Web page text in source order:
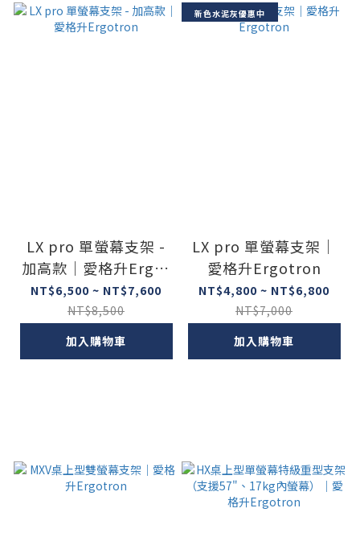
LX pro 單螢幕支架 -
加高款｜愛格升Ergot
ron
NT$6,500 ~ NT$7,600
NT$8,500
加入購物車
新色水泥灰優惠中
LX pro 單螢幕支架｜
愛格升Ergotron
NT$4,800 ~ NT$6,800
NT$7,000
加入購物車